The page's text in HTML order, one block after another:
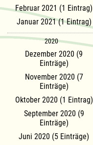
Februar 2021 (1 Eintrag)
Januar 2021 (1 Eintrag)
2020
Dezember 2020 (9
Einträge)
November 2020 (7
Einträge)
Oktober 2020 (1 Eintrag)
September 2020 (9
Einträge)
Juni 2020 (5 Einträge)